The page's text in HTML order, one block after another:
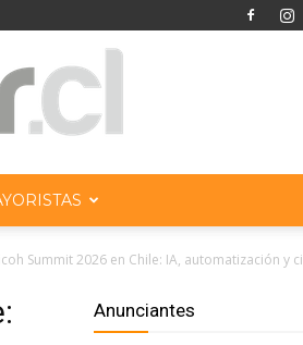
Summit 2026 en Chile: IA, automatización y
Anunciantes